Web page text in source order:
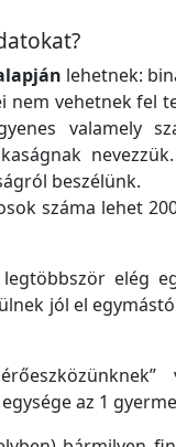
lehetnek:
nem vehetnek fel
valamely
beszélünk.
száma lehet
elég
jól el
az 1